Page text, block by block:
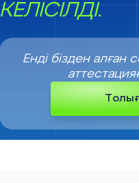
КЕЛІСІЛДІ.
Енді бізден алған